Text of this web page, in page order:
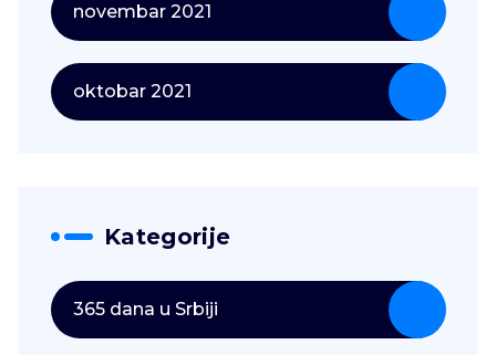
novembar 2021
oktobar 2021
Kategorije
365 dana u Srbiji